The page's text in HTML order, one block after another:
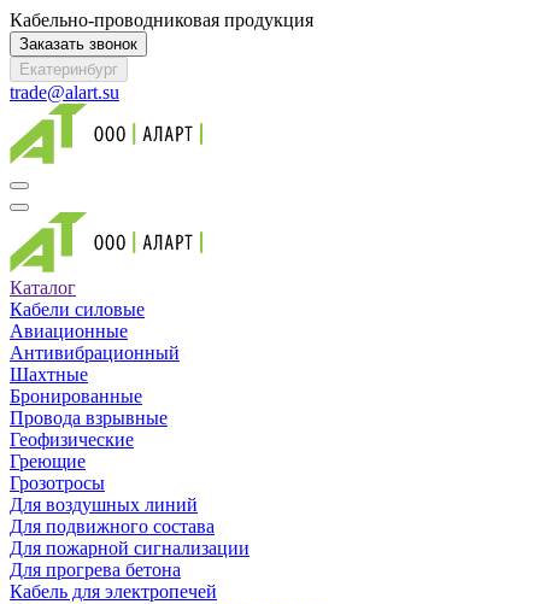
Кабельно-проводниковая продукция
Заказать звонок
Екатеринбург
trade@alart.su
Каталог
Кабели силовые
Авиационные
Антивибрационный
Шахтные
Бронированные
Провода взрывные
Геофизические
Греющие
Грозотросы
Для воздушных линий
Для подвижного состава
Для пожарной сигнализации
Для прогрева бетона
Кабель для электропечей